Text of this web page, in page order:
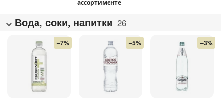
ассортименте
Вода, соки, напитки 26
–7% –5% –3%